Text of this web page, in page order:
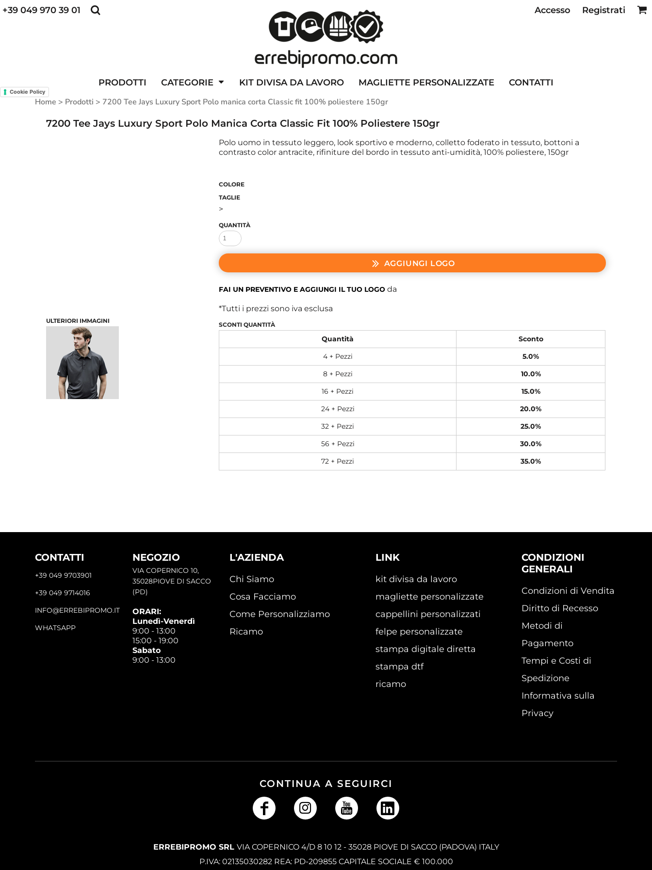
+39 049 970 39 01 Accesso Registrati
PRODOTTI CATEGORIE KIT DIVISA DA LAVORO MAGLIETTE PERSONALIZZATE CONTATTI
Cookie Policy
Home > Prodotti > 7200 Tee Jays Luxury Sport Polo manica corta Classic fit 100% poliestere 150gr
7200 Tee Jays Luxury Sport Polo Manica Corta Classic Fit 100% Poliestere 150gr
ULTERIORI IMMAGINI
Polo uomo in tessuto leggero, look sportivo e moderno, colletto foderato in tessuto, bottoni a
contrasto color antracite, rifiniture del bordo in tessuto anti-umidità, 100% poliestere, 150gr
COLORE
TAGLIE
>
QUANTITÀ
AGGIUNGI LOGO
FAI UN PREVENTIVO E AGGIUNGI IL TUO LOGO da
*Tutti i prezzi sono iva esclusa
SCONTI QUANTITÀ
Quantità
Sconto
4 + Pezzi
5.0%
8 + Pezzi
10.0%
16 + Pezzi
15.0%
24 + Pezzi
20.0%
32 + Pezzi
25.0%
56 + Pezzi
30.0%
72 + Pezzi
35.0%
CONTATTI
+39 049 9703901
+39 049 9714016
INFO@ERREBIPROMO.IT
WHATSAPP
NEGOZIO
VIA COPERNICO 10,
35028PIOVE DI SACCO
(PD)
ORARI:
Lunedì-Venerdì
9:00 - 13:00
15:00 - 19:00
Sabato
9:00 - 13:00
L'AZIENDA
Chi Siamo
Cosa Facciamo
Come Personalizziamo
Ricamo
LINK
kit divisa da lavoro
magliette personalizzate
cappellini personalizzati
felpe personalizzate
stampa digitale diretta
stampa dtf
ricamo
CONDIZIONI
GENERALI
Condizioni di Vendita
Diritto di Recesso
Metodi di
Pagamento
Tempi e Costi di
Spedizione
Informativa sulla
Privacy
CONTINUA A SEGUIRCI
ERREBIPROMO SRL VIA COPERNICO 4/D 8 10 12 - 35028 PIOVE DI SACCO (PADOVA) ITALY
P.IVA: 02135030282 REA: PD-209855 CAPITALE SOCIALE € 100.000
PRODOTTI
MAGLIETTE PERSONALIZZATE
CONTATTI
ACCESSO
POLO PERSONALIZZATE
DIVISE RISTORAZIONE
POLO PERSONALIZZATE CAPPELLINI PERSONALIZZATI ALTA VISIBILITA'